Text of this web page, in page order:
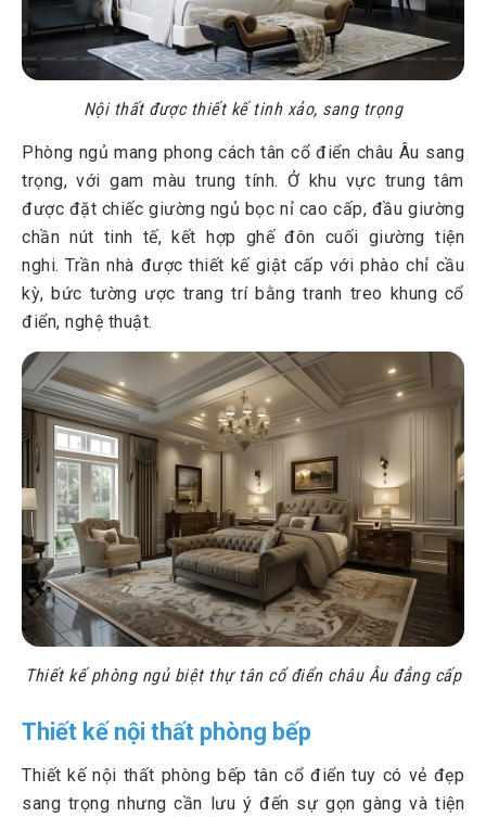
Nội thất được thiết kế tinh xảo, sang trọng
Phòng ngủ mang phong cách tân cổ điển châu Âu sang
trọng, với gam màu trung tính. Ở khu vực trung tâm
được đặt chiếc giường ngủ bọc nỉ cao cấp, đầu giường
chần nút tinh tế, kết hợp ghế đôn cuối giường tiện
nghi. Trần nhà được thiết kế giật cấp với phào chỉ cầu
kỳ, bức tường ược trang trí bằng tranh treo khung cổ
điển, nghệ thuật.
Thiết kế phòng ngủ biệt thự tân cổ điển châu Âu đẳng cấp
Thiết kế nội thất phòng bếp
Thiết kế nội thất phòng bếp tân cổ điển tuy có vẻ đẹp
sang trọng nhưng cần lưu ý đến sự gọn gàng và tiện